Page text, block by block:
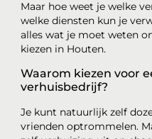
Maar hoe weet je welke
welke diensten kun je
alles wat je moet weten
kiezen in Houten.
Waarom kiezen voor
verhuisbedrijf?
Je kunt natuurlijk zelf
vrienden optrommelen.